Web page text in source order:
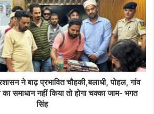
ने बाढ़ प्रभावित चौहकी,बलाधी, पोहल, गांव
समाधान नहीं किया तो होगा चक्का जाम- भगत
सिंह